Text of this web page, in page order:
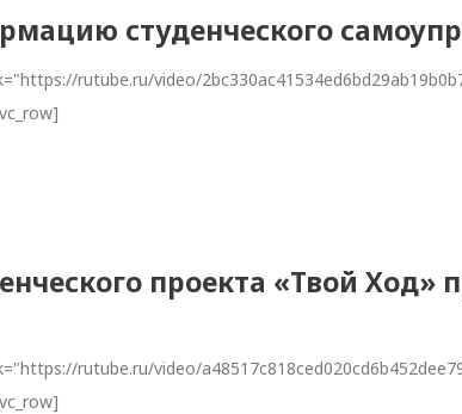
студенческого
rutube.ru/video/
проекта «Твой Ход»
rutube.ru/video/